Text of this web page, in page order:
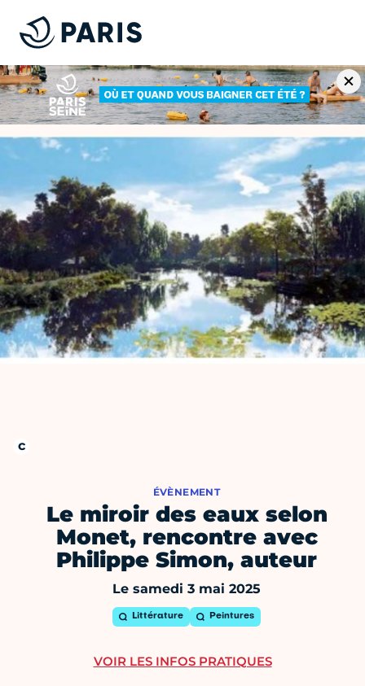
ÉVÈNEMENT
Le miroir des eaux selon
Monet, rencontre avec
Philippe Simon, auteur
Le samedi 3 mai 2025
Littérature Peintures
VOIR LES INFOS PRATIQUES